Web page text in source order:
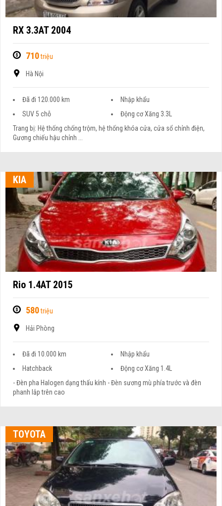
RX 3.3AT 2004
710triệu
Hà Nội
Đã đi 120.000 km
Nhập khẩu
SUV 5 chỗ
Động cơ Xăng 3.3L
Trang bị: Hệ thống chống trộm, hệ thống khóa cửa, cửa sổ chỉnh điện,
Gương chiếu hậu chỉnh ...
KIA
Rio 1.4AT 2015
580triệu
Hải Phòng
Đã đi 10.000 km
Nhập khẩu
Hatchback
Động cơ Xăng 1.4L
- Đèn pha Halogen dạng thấu kính - Đèn sương mù phía trước và đèn
phanh lắp trên cao
TOYOTA